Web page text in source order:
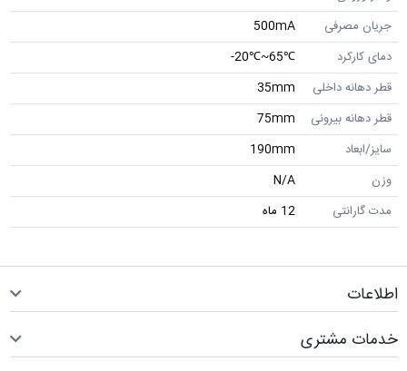
جریان مصرفی
500mA
دمای کارکرد
℃65~℃20-
قطر دهانه داخلی
35mm
قطر دهانه بیرونی
75mm
سایز/ابعاد
190mm
وزن
N/A
مدت گارانتی
12 ماه
اطلاعات
خدمات مشتری